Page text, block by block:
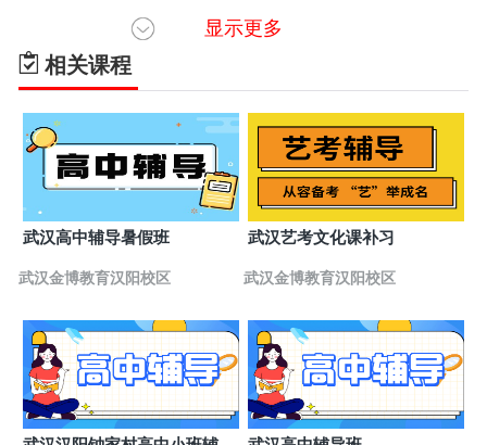
武汉武昌金博教育中南校区
武昌区中南路中建广场
荆门掇刀区金博教育掇刀校区
荆门市掇刀区虎牙关大道195号鸿盛家园加油站旁金博
教育
荆门东宝区金博教育南台校区
湖北省荆门市东宝区白云大道101号商务中心
9 荆门东宝区金博教育中天街校区
湖北省荆州市荆州区拥军路16号（金博教育大厦）
11 荆州荆州区金博教育万达校区
湖北省荆州市荆州区万达金街十字路口
12 荆州沙市区金博教育北京路校区
显示更多
相关课程
武汉高中辅导暑假班
武汉金博教育汉阳校区
武汉艺考文化课补习
武汉金博教育汉阳校区